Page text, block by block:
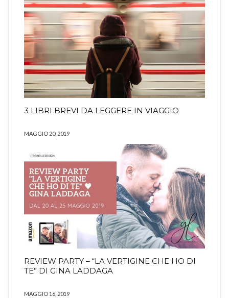
3 LIBRI BREVI DA LEGGERE IN VIAGGIO
MAGGIO 20, 2019
REVIEW PARTY – “LA VERTIGINE CHE HO DI
TE” DI GINA LADDAGA
MAGGIO 16, 2019